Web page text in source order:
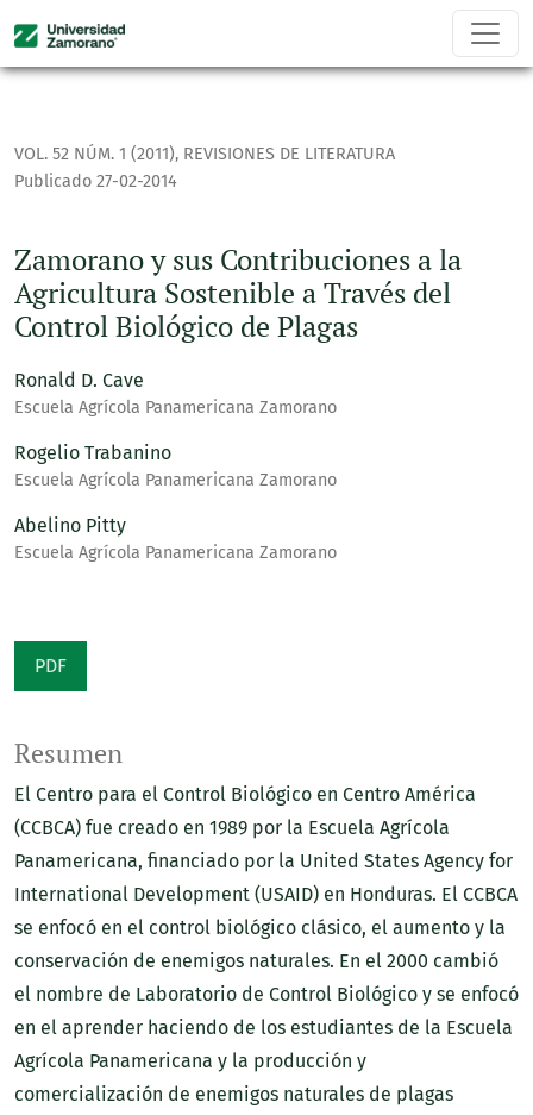
Zamorano y sus Contribuciones a la Agricultura Sostenible
VOL. 52 NÚM. 1 (2011), REVISIONES DE LITERATURA
Zamorano y sus Contribuciones a la
Agricultura Sostenible a Través del
Control Biológico de Plagas
Publicado 27-02-2014
Ronald D. Cave
Escuela Agrícola Panamericana Zamorano
Rogelio Trabanino
Escuela Agrícola Panamericana Zamorano
Abelino Pitty
Escuela Agrícola Panamericana Zamorano
PDF
Resumen
El Centro para el Control Biológico en Centro América
(CCBCA) fue creado en 1989 por la Escuela Agrícola
Panamericana, financiado por la United States Agency for
International Development (USAID) en Honduras. El CCBCA
se enfocó en el control biológico clásico, el aumento y la
conservación de enemigos naturales. En el 2000 cambió
el nombre de Laboratorio de Control Biológico y se enfocó
en el aprender haciendo de los estudiantes de la Escuela
Agrícola Panamericana y la producción y
comercialización de enemigos naturales de plagas